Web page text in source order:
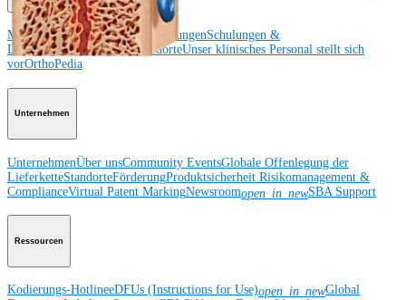
Medical EducationKursbeschreibungenSchulungen &
LehrgängeArthroLab™-StandorteUnser klinisches Personal stellt sich
vorOrthoPedia
Unternehmen
UnternehmenÜber unsCommunity EventsGlobale Offenlegung der
LieferketteStandorteFörderungProduktsicherheit Risikomanagement &
ComplianceVirtual Patent MarkingNewsroomopen_in_newSBA Support
Ressourcen
Kodierungs-HotlineeDFUs (Instructions for Use)open_in_newGlobal